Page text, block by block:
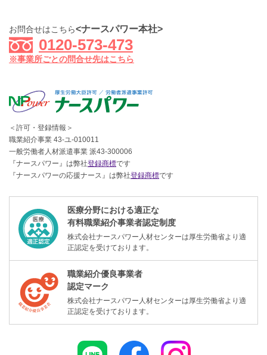
お問合せはこちら<ナースパワー本社>
0120-573-473
※事業所ごとの問合せ先はこちら
＜許可・登録情報＞
職業紹介事業 43-ユ-010011
一般労働者人材派遣事業 派43-300006
『ナースパワー』は弊社登録商標です
『ナースパワーの応援ナース』は弊社登録商標です
医療分野における適正な
有料職業紹介事業者認定制度
株式会社ナースパワー人材センターは厚生労働省より適
正認定を受けております。
職業紹介優良事業者
認定マーク
株式会社ナースパワー人材センターは厚生労働省より適
正認定を受けております。